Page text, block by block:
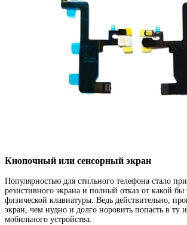
Кнопочный или сенсорный экран
Популярностью для стильного телефона стало
резистивного экрана и полный отказ от какой
физической клавиатуры. Ведь действительно,
экран, чем нудно и долго норовить попасть в ту
мобильного устройства.